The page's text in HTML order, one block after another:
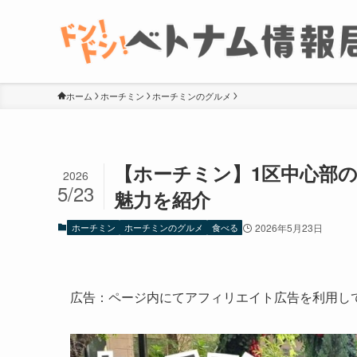
ホーム ホーチミン ホーチミンのグルメ
【ホーチミン】1区中心
魅力を紹介
2026
5/23
ホーチミン ホーチミンのグルメ 食べる 2026年5月23日
広告：ページ内にてアフィリエイト広告を利用し